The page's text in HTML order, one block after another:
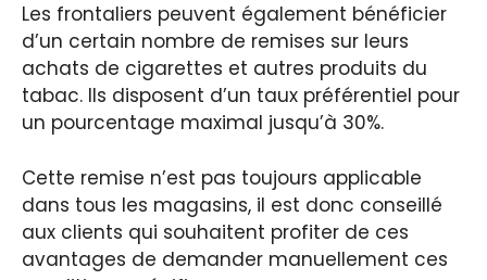
Les frontaliers peuvent également bénéficier
d’un certain nombre de remises sur leurs
achats de cigarettes et autres produits du
tabac. Ils disposent d’un taux préférentiel pour
un pourcentage maximal jusqu’à 30%.
Cette remise n’est pas toujours applicable
dans tous les magasins, il est donc conseillé
aux clients qui souhaitent profiter de ces
avantages de demander manuellement ces